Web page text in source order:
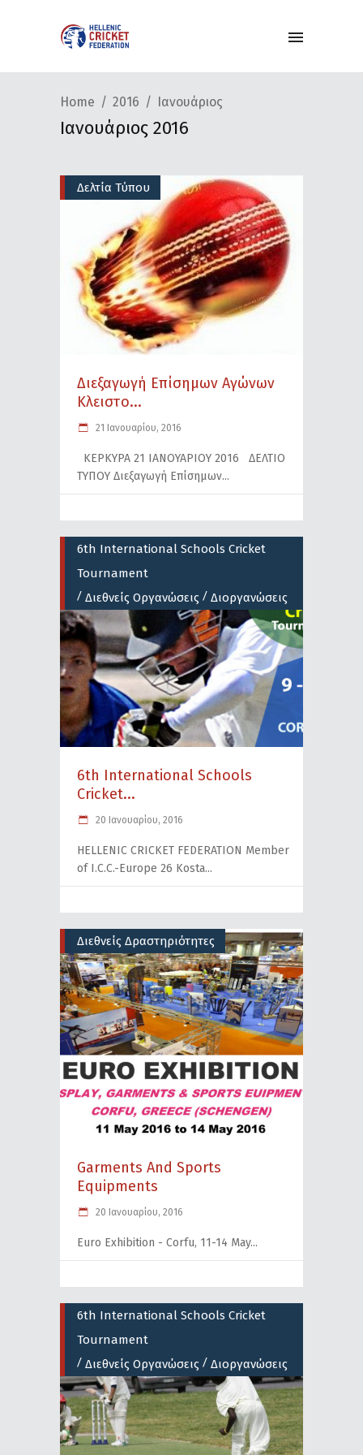
Home 2016 Ιανουάριος
Ιανουάριος 2016
Δελτία Τύπου
Διεξαγωγή Επίσημων Αγώνων
Κλειστο...
21 Ιανουαρίου, 2016
ΚΕΡΚΥΡΑ 21 ΙΑΝΟΥΑΡΙΟΥ 2016 ΔΕΛΤΙΟ
ΤΥΠΟΥ Διεξαγωγή Επίσημων
6th International Schools Cricket
Tournament
/ Διεθνείς Οργανώσεις / Διοργανώσεις
6th International Schools
Cricket...
20 Ιανουαρίου, 2016
HELLENIC CRICKET FEDERATION Member
of I.C.C.-Europe 26 Kosta
Διεθνείς Δραστηριότητες
Garments And Sports
Equipments
20 Ιανουαρίου, 2016
Euro Exhibition - Corfu, 11-14 May
6th International Schools Cricket
Tournament
/ Διεθνείς Οργανώσεις / Διοργανώσεις